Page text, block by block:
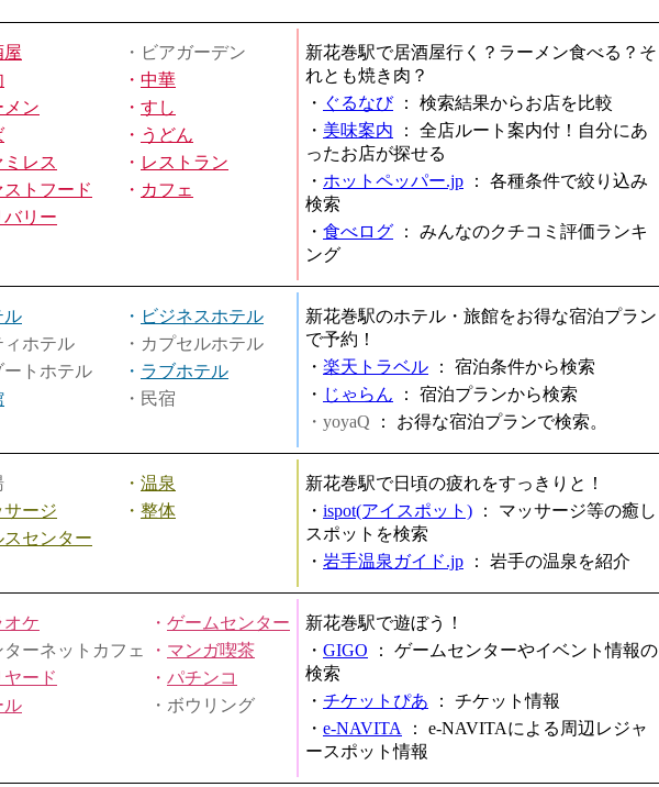
屋
・ビアガーデン
・ 中華
メン ・ すし
・ うどん
ミレス ・ レストラン
ストフード ・ カフェ
バリー
新花巻駅で居酒屋行く？ラーメン食べる？そ
れとも焼き肉？
・ ぐるなび： 検索結果からお店を比較
・ 美味案内 ： 全店ルート案内付！自分にあ
ったお店が探せる
・ ホットペッパー.jp ： 各種条件で絞り込み
検索
・ 食べログ ： みんなのクチコミ評価ランキ
ング
ル ・ ビジネスホテル
ィホテル
・カプセルホテル
ートホテル
・ ラブホテル
・民宿
新花巻駅のホテル・旅館をお得な宿泊プラン
で予約！
・ 楽天トラベル ： 宿泊条件から検索
・ じゃらん ： 宿泊プランから検索
・yoyaQ ： お得な宿泊プランで検索。
・ 温泉
サージ ・ 整体
スセンター
新花巻駅で日頃の疲れをすっきりと！
・ ispot(アイスポット) ： マッサージ等の癒し
スポットを検索
・ 岩手温泉ガイド.jp ： 岩手の温泉を紹介
オケ ・ ゲームセンター
ターネットカフェ
・ マンガ喫茶
ヤード ・ パチンコ
ル ・ボウリング
新花巻駅で遊ぼう！
・ GIGO ： ゲームセンターやイベント情報の
検索
・ チケットぴあ ： チケット情報
・ e-NAVITA ： e-NAVITAによる周辺レジャ
ースポット情報